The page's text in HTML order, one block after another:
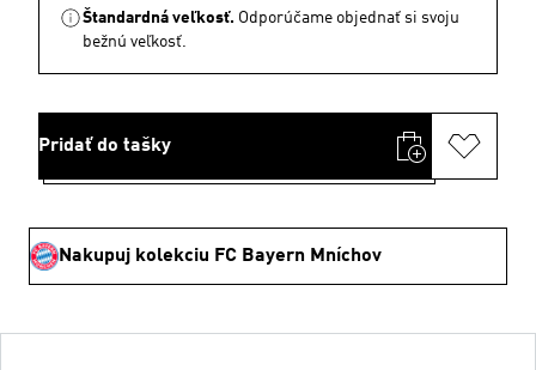
Štandardná veľkosť. Odporúčame objednať si svoju
bežnú veľkosť.
Pridať do tašky
Nakupuj kolekciu FC Bayern Mníchov